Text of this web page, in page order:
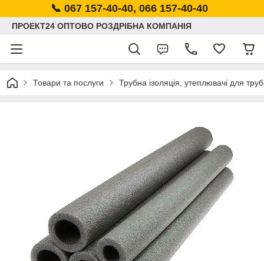
📞 067 157-40-40, 066 157-40-40
ПРОЕКТ24 ОПТОВО РОЗДРІБНА КОМПАНІЯ
Товари та послуги Трубна ізоляція, утеплювачі для труб